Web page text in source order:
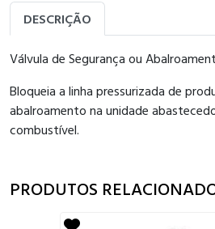
DESCRIÇÃO
Válvula de Segurança ou
Bloqueia a linha pressurizada de
abalroamento na unidade
combustível.
PRODUTOS